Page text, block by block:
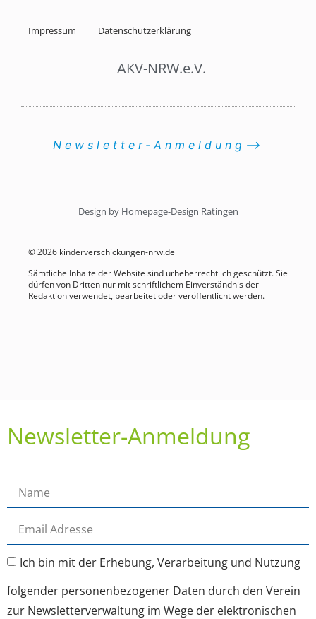
Impressum Datenschutzerklärung
AKV-NRW.e.V.
Newsletter-Anmeldung⟶
Design by Homepage-Design Ratingen
© 2026 kinderverschickungen-nrw.de
Sämtliche Inhalte der Website sind urheberrechtlich geschützt. Sie
dürfen von Dritten nur mit schriftlichem Einverständnis der
Redaktion verwendet, bearbeitet oder veröffentlicht werden.
Newsletter-Anmeldung
Ich bin mit der Erhebung, Verarbeitung und Nutzung
folgender personenbezogener Daten durch den Verein
zur Newsletterverwaltung im Wege der elektronischen